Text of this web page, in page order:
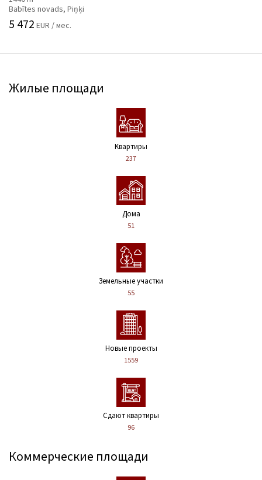
Babītes novads, Piņķi
5 472 EUR / мес.
Жилые площади
Kвартиры
237
Дома
51
Земельные участки
55
Новые проекты
1559
Сдают квартиры
96
Коммерческие площади